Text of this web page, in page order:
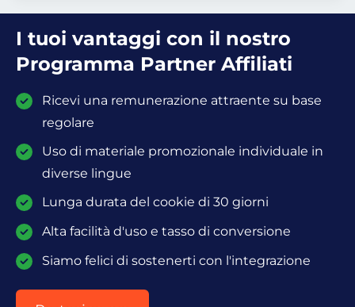
I tuoi vantaggi con il nostro
Programma Partner Affiliati
Ricevi una remunerazione attraente su base
regolare
Uso di materiale promozionale individuale in
diverse lingue
Lunga durata del cookie di 30 giorni
Alta facilità d'uso e tasso di conversione
Siamo felici di sostenerti con l'integrazione